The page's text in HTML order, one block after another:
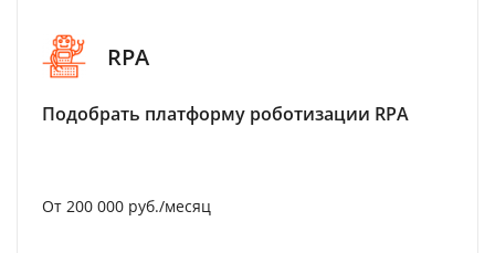
RPA
Подобрать платформу роботизации RPA
От 200 000 руб./месяц